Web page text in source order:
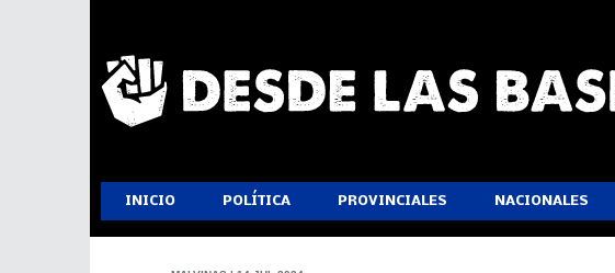
INICIO POLÍTICA PROVINCIALES NACIONALES